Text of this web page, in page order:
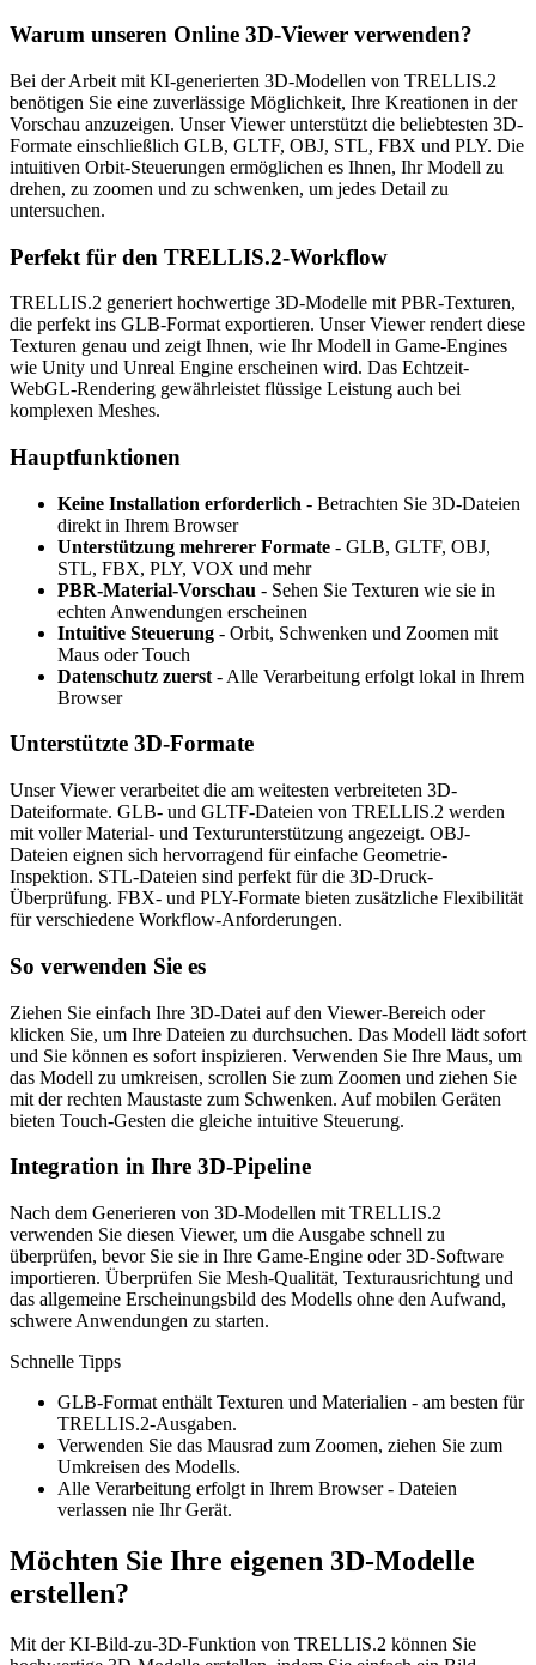
Warum unseren Online 3D-Viewer verwenden?
Bei der Arbeit mit KI-generierten 3D-Modellen von TRELLIS.2
benötigen Sie eine zuverlässige Möglichkeit, Ihre Kreationen in der
Vorschau anzuzeigen. Unser Viewer unterstützt die beliebtesten 3D-
Formate einschließlich GLB, GLTF, OBJ, STL, FBX und PLY. Die
intuitiven Orbit-Steuerungen ermöglichen es Ihnen, Ihr Modell zu
drehen, zu zoomen und zu schwenken, um jedes Detail zu
untersuchen.
Perfekt für den TRELLIS.2-Workflow
TRELLIS.2 generiert hochwertige 3D-Modelle mit PBR-Texturen,
die perfekt ins GLB-Format exportieren. Unser Viewer rendert diese
Texturen genau und zeigt Ihnen, wie Ihr Modell in Game-Engines
wie Unity und Unreal Engine erscheinen wird. Das Echtzeit-
WebGL-Rendering gewährleistet flüssige Leistung auch bei
komplexen Meshes.
Hauptfunktionen
Keine Installation erforderlich - Betrachten Sie 3D-Dateien
direkt in Ihrem Browser
Unterstützung mehrerer Formate - GLB, GLTF, OBJ,
STL, FBX, PLY, VOX und mehr
PBR-Material-Vorschau - Sehen Sie Texturen wie sie in
echten Anwendungen erscheinen
Intuitive Steuerung - Orbit, Schwenken und Zoomen mit
Maus oder Touch
Datenschutz zuerst - Alle Verarbeitung erfolgt lokal in Ihrem
Browser
Unterstützte 3D-Formate
Unser Viewer verarbeitet die am weitesten verbreiteten 3D-
Dateiformate. GLB- und GLTF-Dateien von TRELLIS.2 werden
mit voller Material- und Texturunterstützung angezeigt. OBJ-
Dateien eignen sich hervorragend für einfache Geometrie-
Inspektion. STL-Dateien sind perfekt für die 3D-Druck-
Überprüfung. FBX- und PLY-Formate bieten zusätzliche Flexibilität
für verschiedene Workflow-Anforderungen.
So verwenden Sie es
Ziehen Sie einfach Ihre 3D-Datei auf den Viewer-Bereich oder
klicken Sie, um Ihre Dateien zu durchsuchen. Das Modell lädt sofort
und Sie können es sofort inspizieren. Verwenden Sie Ihre Maus, um
das Modell zu umkreisen, scrollen Sie zum Zoomen und ziehen Sie
mit der rechten Maustaste zum Schwenken. Auf mobilen Geräten
bieten Touch-Gesten die gleiche intuitive Steuerung.
Integration in Ihre 3D-Pipeline
Nach dem Generieren von 3D-Modellen mit TRELLIS.2
verwenden Sie diesen Viewer, um die Ausgabe schnell zu
überprüfen, bevor Sie sie in Ihre Game-Engine oder 3D-Software
importieren. Überprüfen Sie Mesh-Qualität, Texturausrichtung und
das allgemeine Erscheinungsbild des Modells ohne den Aufwand,
schwere Anwendungen zu starten.
Schnelle Tipps
GLB-Format enthält Texturen und Materialien - am besten für
TRELLIS.2-Ausgaben.
Verwenden Sie das Mausrad zum Zoomen, ziehen Sie zum
Umkreisen des Modells.
Alle Verarbeitung erfolgt in Ihrem Browser - Dateien
verlassen nie Ihr Gerät.
Möchten Sie Ihre eigenen 3D-Modelle
erstellen?
Mit der KI-Bild-zu-3D-Funktion von TRELLIS.2 können Sie